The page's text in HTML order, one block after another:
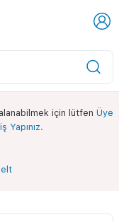
için lütfen Üye
Yapınız.